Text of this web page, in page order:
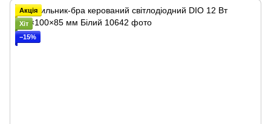
Акція
Хіт
−15%